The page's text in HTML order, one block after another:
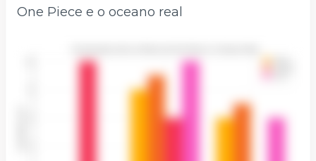
One Piece e o oceano real